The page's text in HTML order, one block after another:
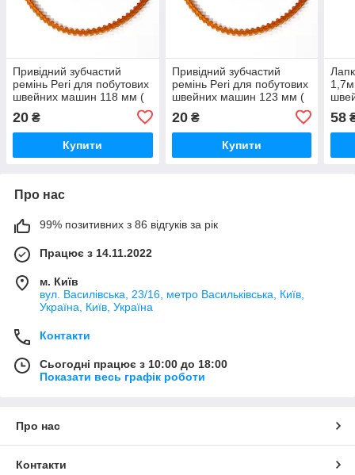
Привідний зубчастий
ремінь Peri для побутових
швейних машин 118 мм (
20 ₴
Купити
Привідний зубчастий
ремінь Peri для побутових
швейних машин 123 мм (
20₴
Купити
58
Про нас
99% позитивних з 86 відгуків за рік
Працює з 14.11.2022
м. Київ
вул. Василівська, 23/16, метро Васильківська, Київ,
Україна, Київ, Україна
Контакти
Сьогодні працює з 10:00 до 18:00
Показати весь графік роботи
Про нас
Контакти